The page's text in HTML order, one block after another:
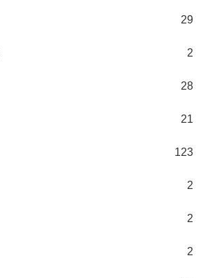
29
2
28
21
123
2
2
2